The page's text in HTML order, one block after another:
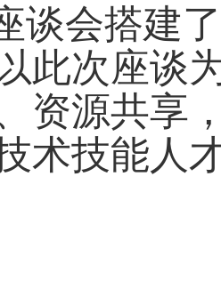
谈会搭建
此次座谈
资源共享
术技能人